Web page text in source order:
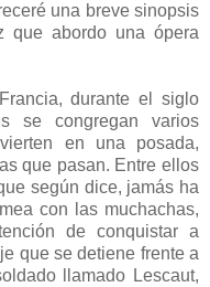
una breve sinopsis
que abordo una ópera
durante el siglo
se congregan varios
en una posada,
que pasan. Entre ellos
según dice, jamás ha
con las muchachas,
de conquistar a
que se detiene frente a
llamado Lescaut,